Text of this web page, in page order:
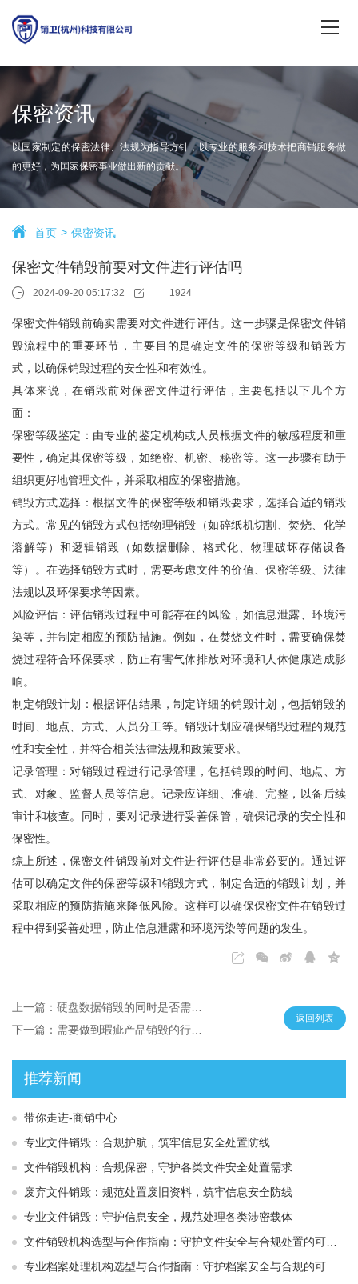
保密资讯
以国家制定的保密法律、法规为指导方针，以专业的服务和技术把商销服务做
的更好，为国家保密事业做出新的贡献。
首页 保密资讯
保密文件销毁前要对文件进行评估吗
2024-09-20 05:17:32 1924
保密文件销毁前确实需要对文件进行评估。这一步骤是保密文件销
毁流程中的重要环节，主要目的是确定文件的保密等级和销毁方
式，以确保销毁过程的安全性和有效性。
具体来说，在销毁前对保密文件进行评估，主要包括以下几个方
面：
保密等级鉴定：由专业的鉴定机构或人员根据文件的敏感程度和重
要性，确定其保密等级，如绝密、机密、秘密等。这一步骤有助于
组织更好地管理文件，并采取相应的保密措施。
销毁方式选择：根据文件的保密等级和销毁要求，选择合适的销毁
方式。常见的销毁方式包括物理销毁（如碎纸机切割、焚烧、化学
溶解等）和逻辑销毁（如数据删除、格式化、物理破坏存储设备
等）。在选择销毁方式时，需要考虑文件的价值、保密等级、法律
法规以及环保要求等因素。
风险评估：评估销毁过程中可能存在的风险，如信息泄露、环境污
染等，并制定相应的预防措施。例如，在焚烧文件时，需要确保焚
烧过程符合环保要求，防止有害气体排放对环境和人体健康造成影
响。
制定销毁计划：根据评估结果，制定详细的销毁计划，包括销毁的
时间、地点、方式、人员分工等。销毁计划应确保销毁过程的规范
性和安全性，并符合相关法律法规和政策要求。
记录管理：对销毁过程进行记录管理，包括销毁的时间、地点、方
式、对象、监督人员等信息。记录应详细、准确、完整，以备后续
审计和核查。同时，要对记录进行妥善保管，确保记录的安全性和
保密性。
综上所述，保密文件销毁前对文件进行评估是非常必要的。通过评
估可以确定文件的保密等级和销毁方式，制定合适的销毁计划，并
采取相应的预防措施来降低风险。这样可以确保保密文件在销毁过
程中得到妥善处理，防止信息泄露和环境污染等问题的发生。
返回列表
推荐新闻
带你走进-商销中心
专业文件销毁：合规护航，筑牢信息安全处置防线
文件销毁机构：合规保密，守护各类文件安全处置需求
废弃文件销毁：规范处置废旧资料，筑牢信息安全防线
专业文件销毁：守护信息安全，规范处理各类涉密载体
文件销毁机构选型与合作指南：守护文件安全与合规处置的可靠选择
专业档案处理机构选型与合作指南：守护档案安全与合规的可靠伙伴